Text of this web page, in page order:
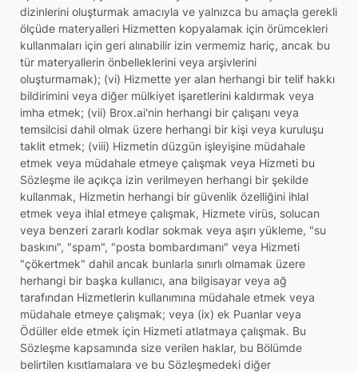
dizinlerini oluşturmak amacıyla ve yalnızca bu amaçla gerekli
ölçüde materyalleri Hizmetten kopyalamak için örümcekleri
kullanmaları için geri alınabilir izin vermemiz hariç, ancak bu
tür materyallerin önbelleklerini veya arşivlerini
oluşturmamak); (vi) Hizmette yer alan herhangi bir telif hakkı
bildirimini veya diğer mülkiyet işaretlerini kaldırmak veya
imha etmek; (vii) Brox.ai'nin herhangi bir çalışanı veya
temsilcisi dahil olmak üzere herhangi bir kişi veya kuruluşu
taklit etmek; (viii) Hizmetin düzgün işleyişine müdahale
etmek veya müdahale etmeye çalışmak veya Hizmeti bu
Sözleşme ile açıkça izin verilmeyen herhangi bir şekilde
kullanmak, Hizmetin herhangi bir güvenlik özelliğini ihlal
etmek veya ihlal etmeye çalışmak, Hizmete virüs, solucan
veya benzeri zararlı kodlar sokmak veya aşırı yükleme, "su
baskını", "spam", "posta bombardımanı" veya Hizmeti
"çökertmek" dahil ancak bunlarla sınırlı olmamak üzere
herhangi bir başka kullanıcı, ana bilgisayar veya ağ
tarafından Hizmetlerin kullanımına müdahale etmek veya
müdahale etmeye çalışmak; veya (ix) ek Puanlar veya
Ödüller elde etmek için Hizmeti atlatmaya çalışmak. Bu
Sözleşme kapsamında size verilen haklar, bu Bölümde
belirtilen kısıtlamalara ve bu Sözleşmedeki diğer